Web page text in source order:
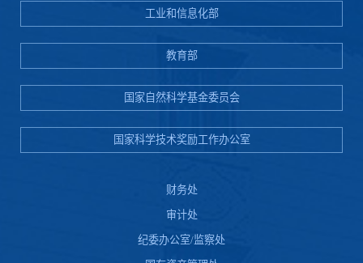
工业和信息化部
教育部
国家自然科学基金委员会
国家科学技术奖励工作办公室
财务处
审计处
纪委办公室/监察处